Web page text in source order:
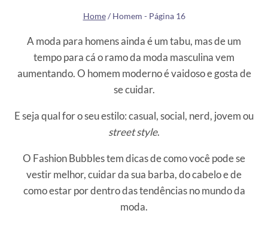
Home / Homem - Página 16
A moda para homens ainda é um tabu, mas de um
tempo para cá o ramo da moda masculina vem
aumentando. O homem moderno é vaidoso e gosta de
se cuidar.
E seja qual for o seu estilo: casual, social, nerd, jovem ou
street style.
O Fashion Bubbles tem dicas de como você pode se
vestir melhor, cuidar da sua barba, do cabelo e de
como estar por dentro das tendências no mundo da
moda.